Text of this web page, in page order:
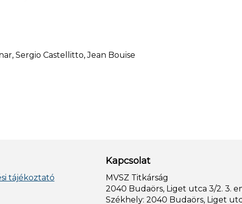
Sergio Castellitto, Jean Bouise
tájékoztató
Kapcsolat
MVSZ Titkárság
2040 Budaörs, Liget utca 3/2. 3.
Székhely: 2040 Budaörs, Liget